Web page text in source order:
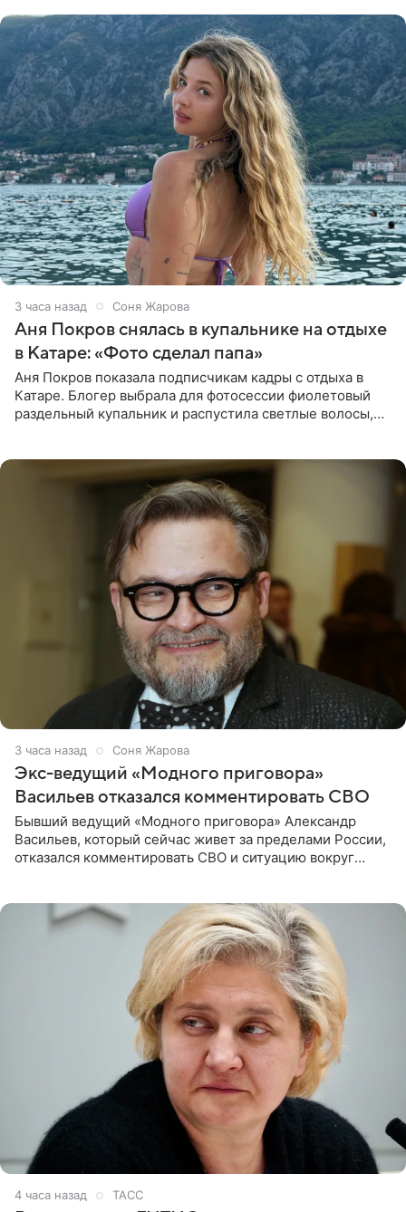
3 часа назад Соня Жарова
Аня Покров снялась в купальнике на отдыхе
в Катаре: «Фото сделал папа»
Аня Покров показала подписчикам кадры с отдыха в
Катаре. Блогер выбрала для фотосессии фиолетовый
раздельный купальник и распустила светлые волосы,
3 часа назад Соня Жарова
Экс-ведущий «Модного приговора»
Васильев отказался комментировать СВО
Бывший ведущий «Модного приговора» Александр
Васильев, который сейчас живет за пределами России,
отказался комментировать СВО и ситуацию вокруг
4 часа назад ТАСС